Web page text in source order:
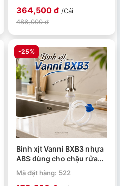
364,500 đ /Cái
486,000 đ
-25%
Bình xịt Vanni BXB3 nhựa
ABS dùng cho chậu rửa
Mã đặt hàng: 522